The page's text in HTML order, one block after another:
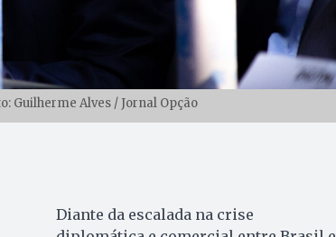
Guilherme Alves / Jornal Opção
Diante da escalada na crise